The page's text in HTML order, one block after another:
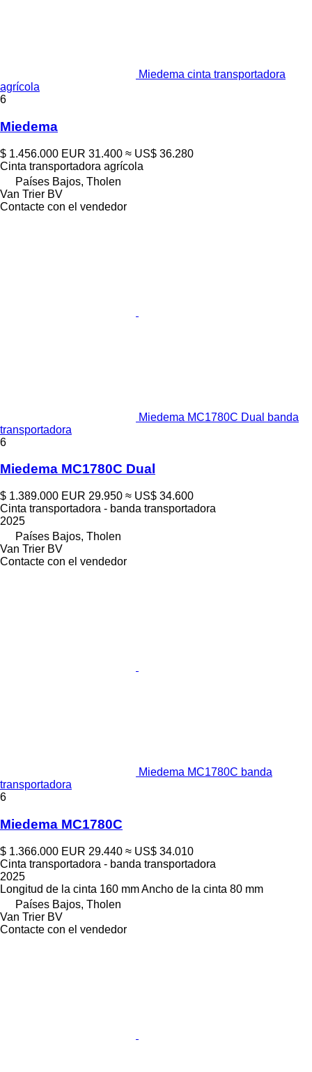
Miedema cinta transportadora
agrícola
6
Miedema
$ 1.456.000 EUR 31.400 ≈ US$ 36.280
Cinta transportadora agrícola
Países Bajos, Tholen
Van Trier BV
Contacte con el vendedor
Miedema MC1780C Dual banda
transportadora
6
Miedema MC1780C Dual
$ 1.389.000 EUR 29.950 ≈ US$ 34.600
Cinta transportadora - banda transportadora
2025
Países Bajos, Tholen
Van Trier BV
Contacte con el vendedor
Miedema MC1780C banda
transportadora
6
Miedema MC1780C
$ 1.366.000 EUR 29.440 ≈ US$ 34.010
Cinta transportadora - banda transportadora
2025
Longitud de la cinta 160 mmAncho de la cinta 80 mm
Países Bajos, Tholen
Van Trier BV
Contacte con el vendedor